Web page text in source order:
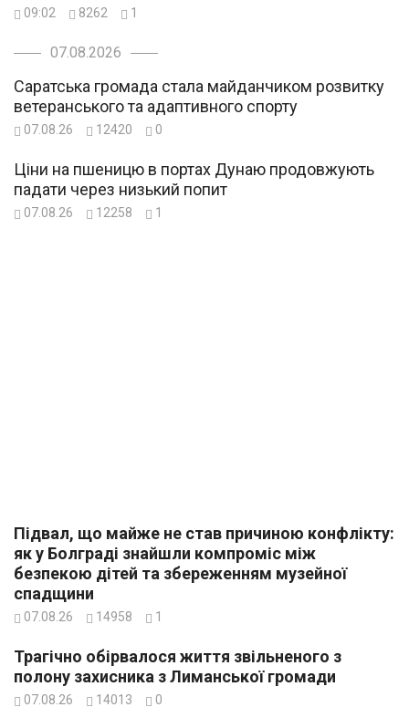
09:02 8262 1
07.08.2026
Саратська громада стала майданчиком розвитку
ветеранського та адаптивного спорту
07.08.26 12420 0
Ціни на пшеницю в портах Дунаю продовжують
падати через низький попит
07.08.26 12258 1
Підвал, що майже не став причиною конфлікту:
як у Болграді знайшли компроміс між
безпекою дітей та збереженням музейної
спадщини
07.08.26 14958 1
Трагічно обірвалося життя звільненого з
полону захисника з Лиманської громади
07.08.26 14013 0